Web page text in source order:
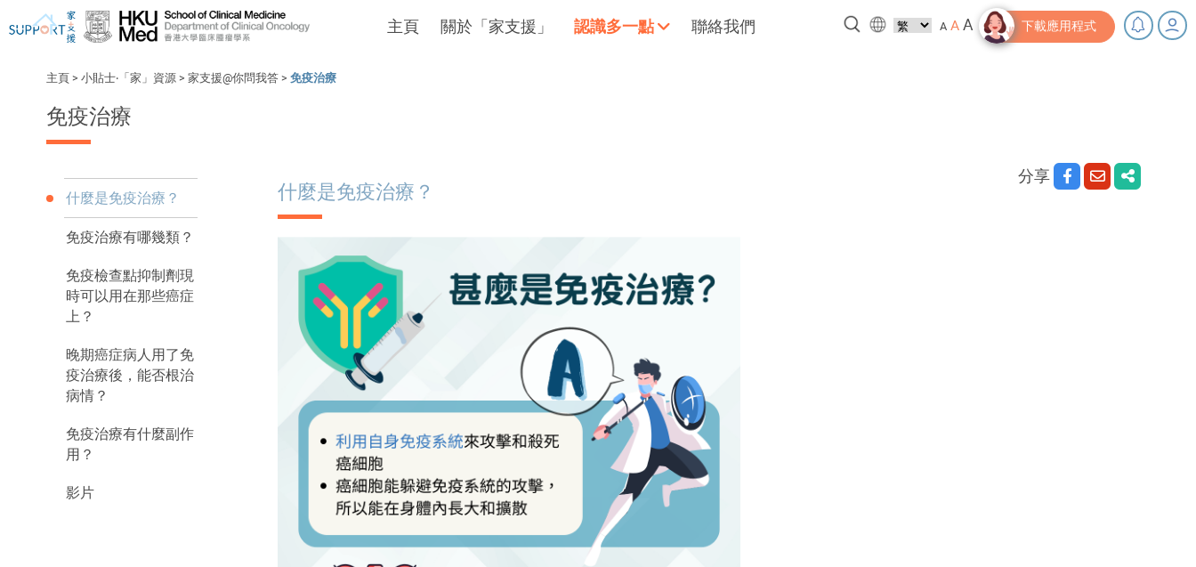
主頁 關於「家支援」 認識多一點
小貼士‧「家」資源
聯絡我們 A AA 下載應用程式
主頁> 小貼士‧「家」資源> 家支援@你問我答> 免疫治療
免疫治療
什麼是免疫治療？
免疫治療有哪幾類？
免疫檢查點抑制劑現
時可以用在那些癌症
上？
晚期癌症病人用了免
疫治療後，能否根治
病情？
免疫治療有什麼副作
用？
影片
分享
什麼是免疫治療？